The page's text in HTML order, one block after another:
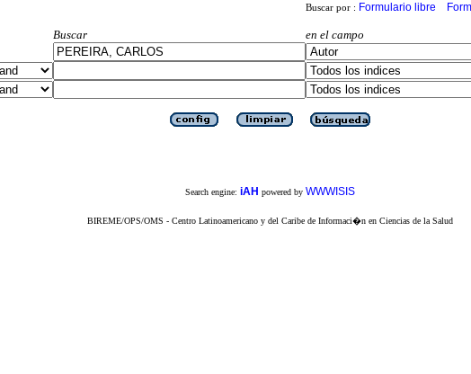
Buscar por : Formulario libre
Buscar
en el campo
Search engine: iAH powered by WWWISIS
BIREME/OPS/OMS - Centro Latinoamericano y del Caribe de Informaci�n en Ciencias de la Salud